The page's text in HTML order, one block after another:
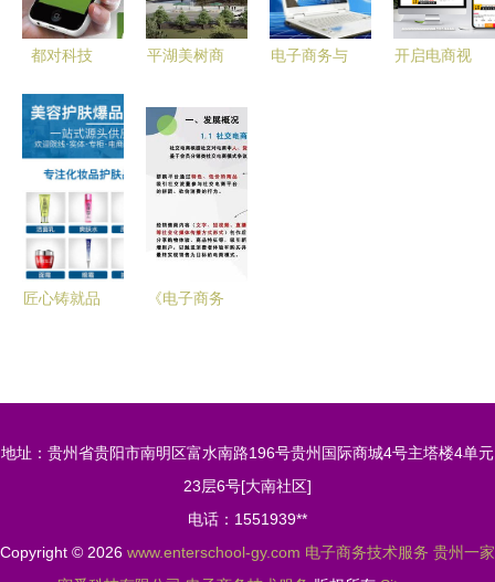
务支付
技术服务新
机遇
都对科技
销服务商的
电子商务技
式
平湖美树商
心打造区域
商业新地标
电子商务与
开启电商视
匠心铸就品
OEM/ODM
《电子商务
究报告的分
析》
地址：贵州省贵阳市南明区富水南路196号贵州国际商城4号主塔楼4单元
23层6号[大南社区]
电话：1551939**
Copyright © 2026 www.enterschool-gy.com 电子商务技术服务 贵州一家